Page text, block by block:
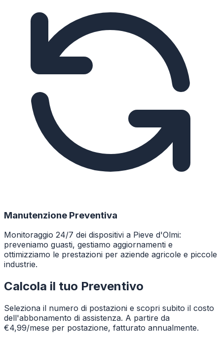
Manutenzione Preventiva
Monitoraggio 24/7 dei dispositivi a Pieve d'Olmi:
preveniamo guasti, gestiamo aggiornamenti e
ottimizziamo le prestazioni per aziende agricole e piccole
industrie.
Calcola il tuo Preventivo
Seleziona il numero di postazioni e scopri subito il costo
dell'abbonamento di assistenza. A partire da
€4,99/mese per postazione, fatturato annualmente.